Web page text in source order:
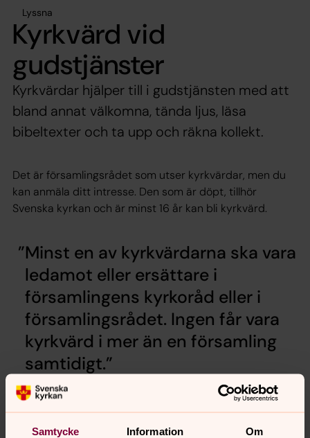
Samtycke Information Om
Lyssna
Kyrkvärd vid
gudstjänster
Kyrkvärdar hjälper till i gudstjänsten med att
bland annat välkomna, tända ljus, läsa
bibeltexter och ta upp och räkna kollekt.
Det är församlingsrådet som utser kyrkvärdar, men du
kan anmäla ditt intresse. Den som är döpt, tillhör
Svenska kyrkan och är minst 16 år kan bli kyrkvärd.
Minst en av kyrkvärdarna ska vara
ledamot eller ersättare i
församlingens kyrkoråd eller i
församlingsrådet. Ingen får vara
kyrkvärd i mer än en församling
samtidigt.
KO4 kap §19